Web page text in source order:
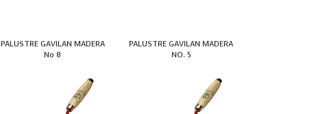
PALUSTRE GAVILAN MADERA
No 8
PALUSTRE GAVILAN MADERA
NO. 5